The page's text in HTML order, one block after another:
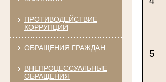
ПРОТИВОДЕЙСТВИЕ
КОРРУПЦИИ
ОБРАЩЕНИЯ ГРАЖДАН
ВНЕПРОЦЕССУАЛЬНЫЕ
ОБРАЩЕНИЯ
5